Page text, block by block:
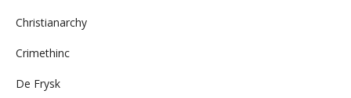
Christianarchy
Crimethinc
De Frysk